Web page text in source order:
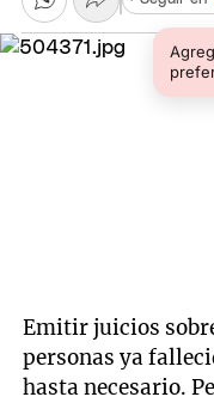
Emitir juicios
personas ya
hasta necesario.